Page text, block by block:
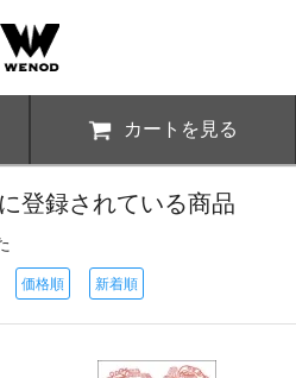
カートを見る
登録されている商品
価格順 新着順